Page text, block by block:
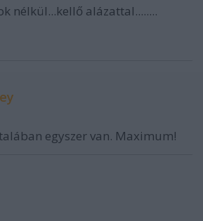
nélkül...kellő alázattal........
egyszer van. Maximum!